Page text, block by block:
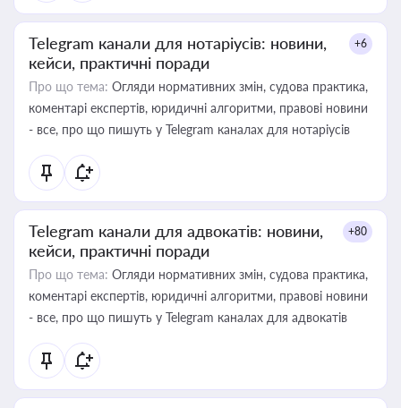
Telegram канали для нотаріусів: новини,
кейси, практичні поради
+6
Про що тема: Огляди нормативних змін, судова практика,
коментарі експертів, юридичні алгоритми, правові новини
- все, про що пишуть у Telegram каналах для нотаріусів
Telegram канали для адвокатів: новини,
кейси, практичні поради
+80
Про що тема: Огляди нормативних змін, судова практика,
коментарі експертів, юридичні алгоритми, правові новини
- все, про що пишуть у Telegram каналах для адвокатів